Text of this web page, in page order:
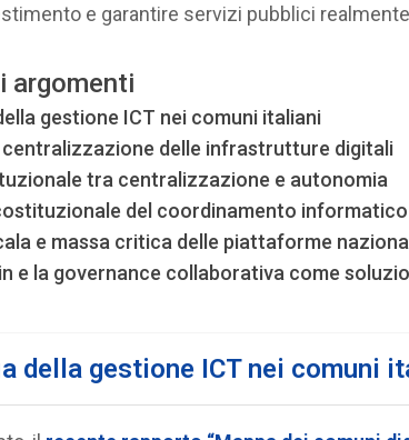
e garantire servizi pubblici
argomenti
gestione ICT nei comuni italiani
delle infrastrutture digitali
tra centralizzazione e autonomia
del coordinamento
e massa critica delle piattaforme
e la governance collaborativa come
della gestione ICT nei comuni